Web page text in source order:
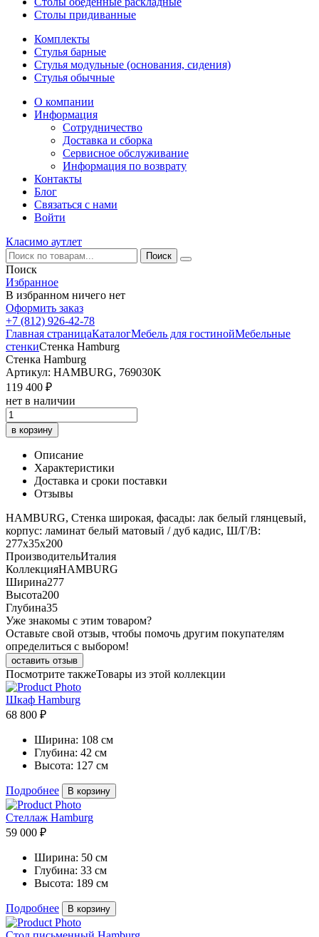
Столы придиванные
Комплекты
Стулья барные
Стулья модульные (основания, сидения)
Стулья обычные
О компании
Информация
Сотрудничество
Доставка и сборка
Сервисное обслуживание
Информация по возврату
Контакты
Блог
Связаться с нами
Войти
Класимо аутлет
Поиск
Избранное
В избранном ничего нет
Оформить заказ
+7 (812) 926-42-78
Главная страницаКаталогМебель для гостинойМебельные
стенкиСтенка Hamburg
Стенка Hamburg
Артикул: HAMBURG, 769030K
119 400 ₽
нет в наличии
в корзину
Описание
Характеристики
Доставка и сроки поставки
Отзывы
HAMBURG, Стенка широкая, фасады: лак белый глянцевый,
корпус: ламинат белый матовый / дуб кадис, Ш/Г/В:
277х35х200
ПроизводительИталия
КоллекцияHAMBURG
Ширина277
Высота200
Глубина35
Уже знакомы с этим товаром?
Оставьте свой отзыв, чтобы помочь другим покупателям
определиться с выбором!
оставить отзыв
Посмотрите такжеТовары из этой коллекции
Шкаф Hamburg
68 800 ₽
Ширина: 108 см
Глубина: 42 см
Высота: 127 см
Подробнее В корзину
Стеллаж Hamburg
59 000 ₽
Ширина: 50 см
Глубина: 33 см
Высота: 189 см
Подробнее В корзину